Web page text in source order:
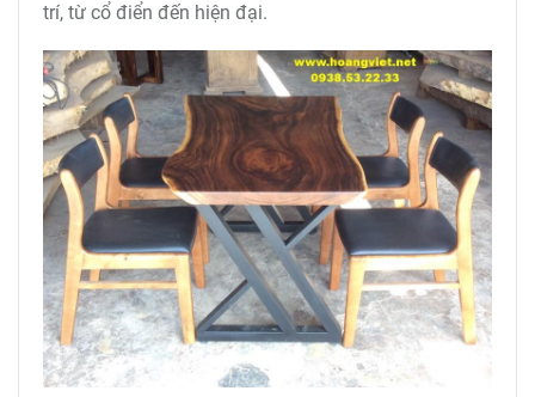
trí, từ cổ điển đến hiện đại.